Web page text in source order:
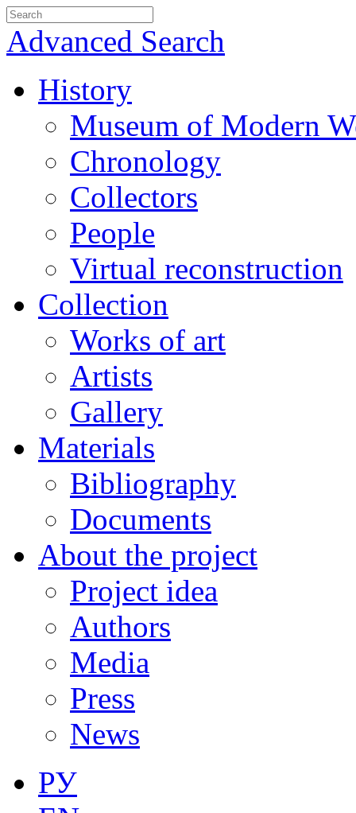
Advanced Search
History
Museum of Modern
Chronology
Collectors
People
Virtual reconstruction
Collection
Works of art
Artists
Gallery
Materials
Bibliography
Documents
About the project
Project idea
Authors
Media
Press
News
РУ